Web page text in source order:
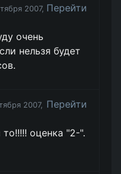
2007, Перейти
очень
нельзя будет
2007, Перейти
оценка "2-".